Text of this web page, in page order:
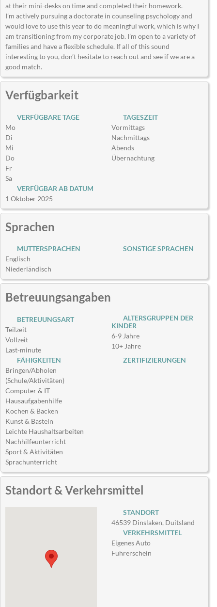
at their mini-desks on time and completed their homework.
I’m actively pursuing a doctorate in counseling psychology and
would love to use this year to do meaningful work, which is why I
am transitioning from my corporate job. I’m open to a variety of
families and have a flexible schedule. If all of this sound
interesting to you, don’t hesitate to reach out and see if we are a
good match.
Verfügbarkeit
VERFÜGBARE TAGE
Mo
Di
Mi
Do
Fr
Sa
TAGESZEIT
Vormittags
Nachmittags
Abends
Übernachtung
VERFÜGBAR AB DATUM
1 Oktober 2025
Sprachen
MUTTERSPRACHEN
Englisch
Niederländisch
SONSTIGE SPRACHEN
Betreuungsangaben
BETREUUNGSART
Teilzeit
Vollzeit
Last-minute
ALTERSGRUPPEN DER
KINDER
6-9 Jahre
10+ Jahre
FÄHIGKEITEN
Bringen/Abholen
(Schule/Aktivitäten)
Computer & IT
Hausaufgabenhilfe
Kochen & Backen
Kunst & Basteln
Leichte Haushaltsarbeiten
Nachhilfeunterricht
Sport & Aktivitäten
Sprachunterricht
ZERTIFIZIERUNGEN
Standort & Verkehrsmittel
STANDORT
46539 Dinslaken, Duitsland
VERKEHRSMITTEL
Eigenes Auto
Führerschein